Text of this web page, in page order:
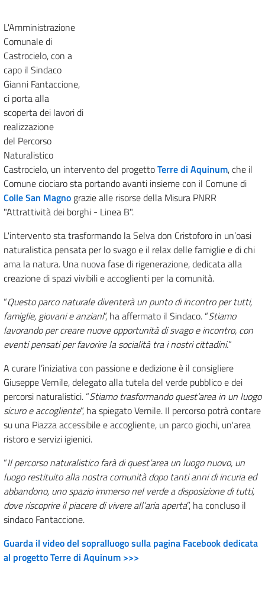
L'Amministrazione
Comunale di
Castrocielo, con a
capo il Sindaco
Gianni Fantaccione,
ci porta alla
scoperta dei lavori di
realizzazione
del Percorso
Naturalistico
Castrocielo, un intervento del progettoTerre di Aquinum, che il
Comune ciociaro sta portando avanti insieme con il Comune di
Colle San Magno grazie alle risorse della Misura PNRR
"Attrattività dei borghi - Linea B".
L'intervento sta trasformando la Selva don Cristoforo in un’oasi
naturalistica pensata per lo svago e il relax delle famiglie e di chi
ama la natura. Una nuova fase di rigenerazione, dedicata alla
creazione di spazi vivibili e accoglienti per la comunità.
“Questo parco naturale diventerà un punto di incontro per tutti,
famiglie, giovani e anziani”, ha affermato il Sindaco. “Stiamo
lavorando per creare nuove opportunità di svago e incontro, con
eventi pensati per favorire la socialità tra i nostri cittadini.”
A curare l’iniziativa con passione e dedizione è il consigliere
Giuseppe Vernile, delegato alla tutela del verde pubblico e dei
percorsi naturalistici. “Stiamo trasformando quest’area in un luogo
sicuro e accogliente”, ha spiegato Vernile. Il percorso potrà contare
su una Piazza accessibile e accogliente, un parco giochi, un'area
ristoro e servizi igienici.
“Il percorso naturalistico farà di quest’area un luogo nuovo, un
luogo restituito alla nostra comunità dopo tanti anni di incuria ed
abbandono, uno spazio immerso nel verde a disposizione di tutti,
dove riscoprire il piacere di vivere all’aria aperta”, ha concluso il
sindaco Fantaccione.
Guarda il video del sopralluogo sulla pagina Facebook dedicata
al progetto Terre di Aquinum >>>